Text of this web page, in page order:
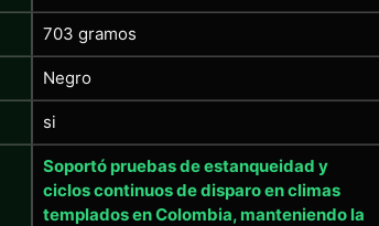
703 gramos
Negro
si
Soportó pruebas de estanqueidad y
ciclos continuos de disparo en climas
templados en Colombia, manteniendo la